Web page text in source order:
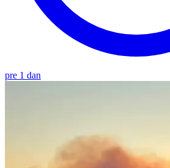
pre 1 dan